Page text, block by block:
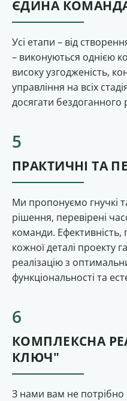
ЄДИНА
Усі етапи – від
– виконуються однією
високу узгодженість,
управління на всіх
досягати бездоганного
ПРАКТИЧНІ ТА
Ми пропонуємо гнучкі
рішення, перевірені
команди. Ефективність,
кожної деталі проекту
реалізацію з
функціональності та
КОМПЛЕКСНА
КЛЮЧ"
З нами вам не